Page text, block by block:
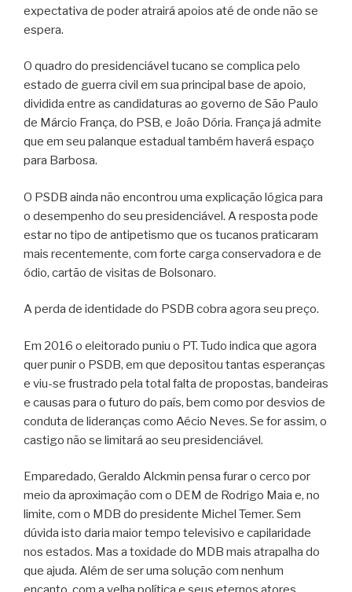
expectativa de poder atrairá apoios até de onde não se
espera.
O quadro do presidenciável tucano se complica pelo
estado de guerra civil em sua principal base de apoio,
dividida entre as candidaturas ao governo de São Paulo
de Márcio França, do PSB, e João Dória. França já admite
que em seu palanque estadual também haverá espaço
para Barbosa.
O PSDB ainda não encontrou uma explicação lógica para
o desempenho do seu presidenciável. A resposta pode
estar no tipo de antipetismo que os tucanos praticaram
mais recentemente, com forte carga conservadora e de
ódio, cartão de visitas de Bolsonaro.
A perda de identidade do PSDB cobra agora seu preço.
Em 2016 o eleitorado puniu o PT. Tudo indica que agora
quer punir o PSDB, em que depositou tantas esperanças
e viu-se frustrado pela total falta de propostas, bandeiras
e causas para o futuro do país, bem como por desvios de
conduta de lideranças como Aécio Neves. Se for assim, o
castigo não se limitará ao seu presidenciável.
Emparedado, Geraldo Alckmin pensa furar o cerco por
meio da aproximação com o DEM de Rodrigo Maia e, no
limite, com o MDB do presidente Michel Temer. Sem
dúvida isto daria maior tempo televisivo e capilaridade
nos estados. Mas a toxidade do MDB mais atrapalha do
que ajuda. Além de ser uma solução com nenhum